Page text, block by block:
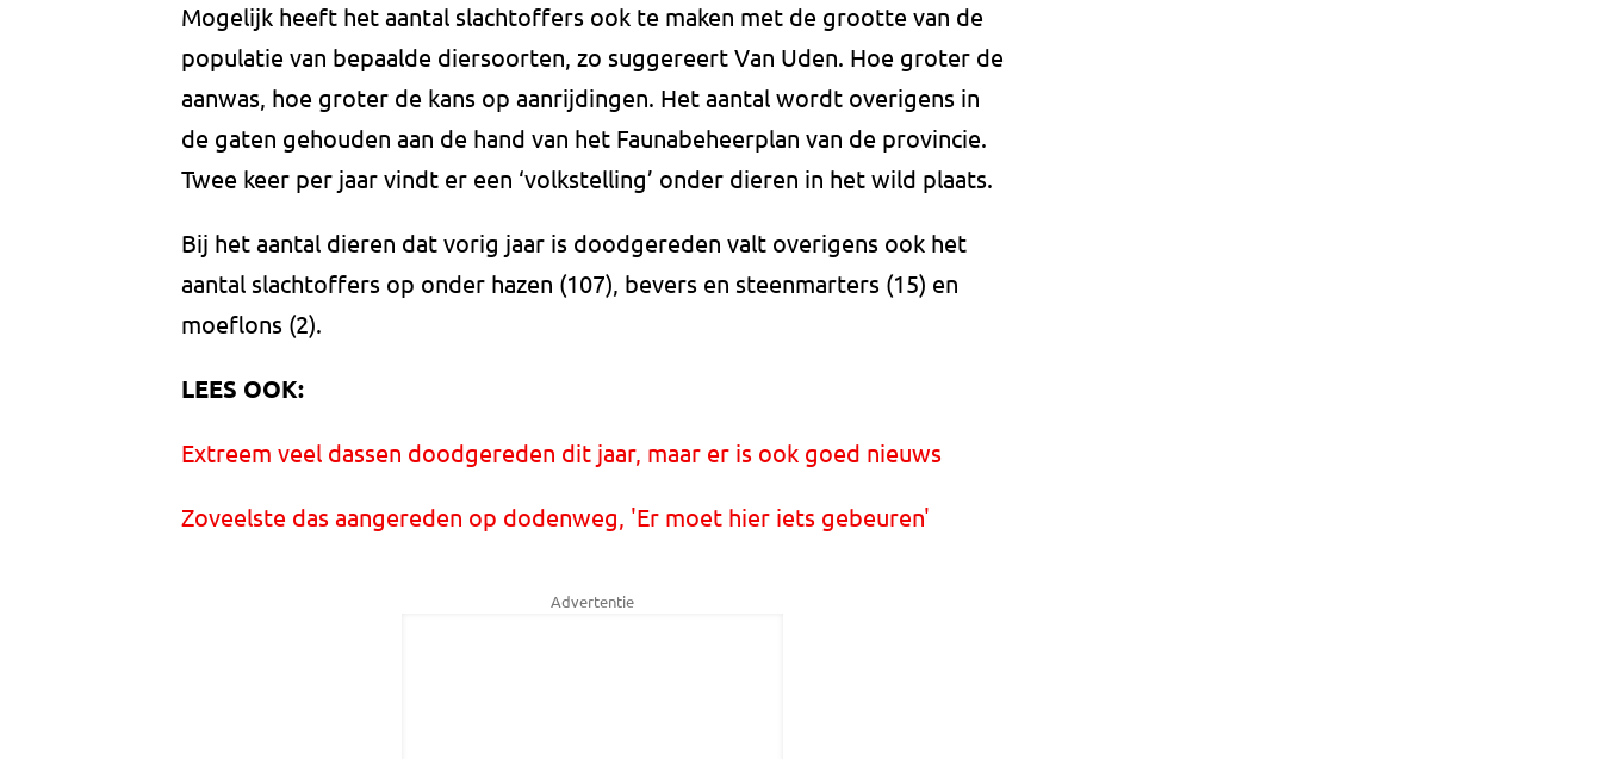
Mogelijk heeft het aantal slachtoffers ook te maken met de grootte van de
populatie van bepaalde diersoorten, zo suggereert Van Uden. Hoe groter de
aanwas, hoe groter de kans op aanrijdingen. Het aantal wordt overigens in
de gaten gehouden aan de hand van het Faunabeheerplan van de provincie.
Twee keer per jaar vindt er een ‘volkstelling’ onder dieren in het wild plaats.
Bij het aantal dieren dat vorig jaar is doodgereden valt overigens ook het
aantal slachtoffers op onder hazen (107), bevers en steenmarters (15) en
moeflons (2).
LEES OOK:
Extreem veel dassen doodgereden dit jaar, maar er is ook goed nieuws
Zoveelste das aangereden op dodenweg, 'Er moet hier iets gebeuren'
Advertentie